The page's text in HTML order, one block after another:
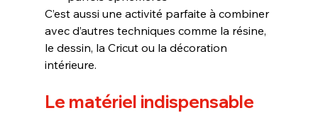
C’est aussi une activité parfaite à combiner
avec d’autres techniques comme la résine,
le dessin, la Cricut ou la décoration
intérieure.
Le matériel indispensable